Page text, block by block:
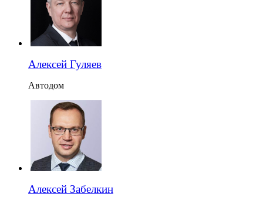
Алексей Гуляев
Автодом
Алексей Забелкин